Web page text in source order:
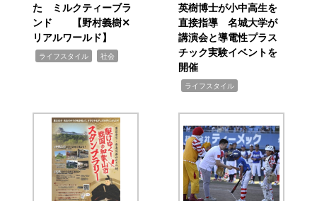
た ミルクティーブラ
ンド 【野村義樹✕
リアルワールド】
ライフスタイル 社会
英樹博士が小中高生を
直接指導 名城大学が
講演会と導電性プラス
チック実験イベントを
開催
ライフスタイル